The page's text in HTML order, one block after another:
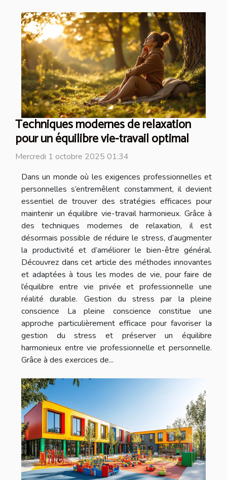
Techniques modernes de relaxation
pour un équilibre vie-travail optimal
Mercredi 1 octobre 2025 01:34
Dans un monde où les exigences professionnelles et
personnelles s’entremêlent constamment, il devient
essentiel de trouver des stratégies efficaces pour
maintenir un équilibre vie-travail harmonieux. Grâce à
des techniques modernes de relaxation, il est
désormais possible de réduire le stress, d’augmenter
la productivité et d’améliorer le bien-être général.
Découvrez dans cet article des méthodes innovantes
et adaptées à tous les modes de vie, pour faire de
l’équilibre entre vie privée et professionnelle une
réalité durable. Gestion du stress par la pleine
conscience La pleine conscience constitue une
approche particulièrement efficace pour favoriser la
gestion du stress et préserver un équilibre
harmonieux entre vie professionnelle et personnelle.
Grâce à des exercices de...